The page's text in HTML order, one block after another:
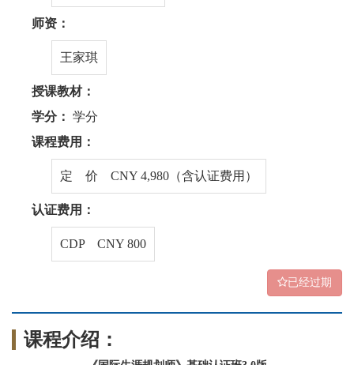
师资：
王家琪
授课教材：
学分： 学分
课程费用：
定 价 CNY 4,980（含认证费用）
认证费用：
CDP CNY 800
已经过期
课程介绍：